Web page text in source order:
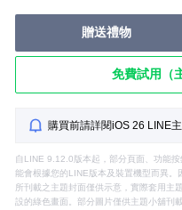
贈送禮物
免費試用（
購買前請詳閱iOS 26 LINE
自LINE 9.12.0版本起，部分頁面、功能
能會根據您的LINE版本及裝置機型而異
所刊載之主題封面僅供示意，實際套用主
設的綠色畫面。部分圖片僅供主題小舖刊